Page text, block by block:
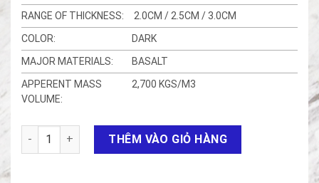
RANGE OF THICKNESS:
2.0CM / 2.5CM / 3.0CM
COLOR:
DARK
MAJOR MATERIALS:
BASALT
APPERENT MASS
VOLUME:
2,700 KGS/M3
Đá Basalt tổ ong 2 số lượngTHÊM VÀO GIỎ HÀNG